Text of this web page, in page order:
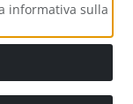
informativa sulla